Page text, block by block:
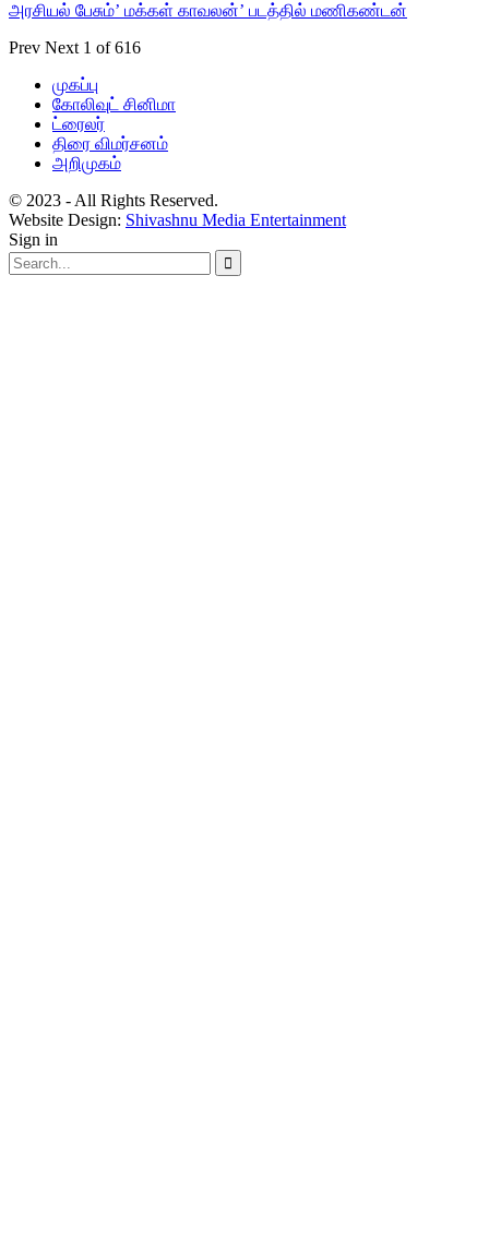
அரசியல் பேசும்’ மக்கள் காவலன்’ படத்தில் மணிகண்டன்
Prev Next 1 of 616
முகப்பு
கோலிவுட் சினிமா
ட்ரைலர்
திரை விமர்சனம்
அறிமுகம்
© 2023 - All Rights Reserved.
Website Design: Shivashnu Media Entertainment
Sign in